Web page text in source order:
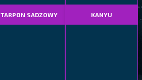
TARPON SADZOWY KANYU